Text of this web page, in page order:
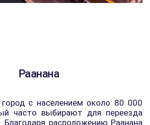
Раанана
с населением около 80 000
часто выбирают для переезда
расположению Раанана